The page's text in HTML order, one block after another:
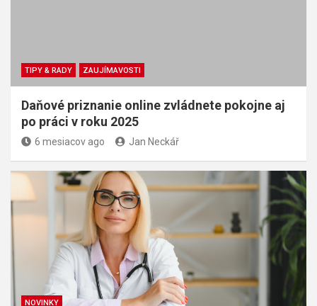
TIPY & RADY ZAUJÍMAVOSTI
Daňové priznanie online zvládnete pokojne aj
po práci v roku 2025
6 mesiacov ago Jan Neckář
NOVINKY